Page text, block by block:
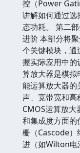
控（Power
讲解如何通过
态功耗。 第二
进阶 本部分将
个关键模块，
握实际应用中的
算放大器是模拟
能运算放大器的
声、宽带宽和
CMOS运算放
和集成度方面的
栅（Cascode
进（如Wilton电